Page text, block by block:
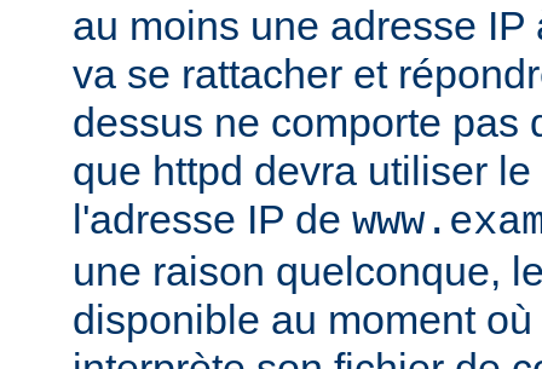
au moins une adresse
va se rattacher et
dessus ne comporte pas
que httpd devra utiliser
l'adresse IP de
une raison quelconque,
disponible au moment